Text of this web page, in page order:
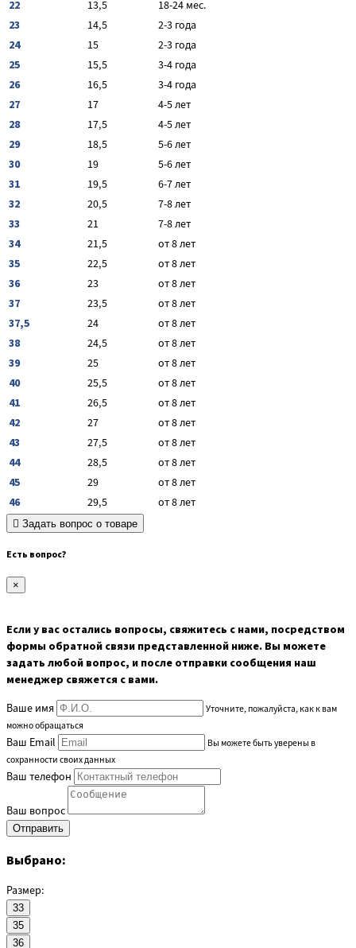
22 13,5
18-24 мес.
23
14,5
2-3 года
24
15
2-3 года
25
15,5
3-4 года
26
16,5
3-4 года
27
17
4-5 лет
28
17,5
4-5 лет
29
18,5
5-6 лет
30
19
5-6 лет
31
19,5
6-7 лет
32
20,5
7-8 лет
33
21
7-8 лет
34
21,5
от 8 лет
35
22,5
от 8 лет
36
23
от 8 лет
37
23,5
от 8 лет
37,5
24
от 8 лет
38
24,5
от 8 лет
39
25
от 8 лет
40
25,5
от 8 лет
41
26,5
от 8 лет
42
27
от 8 лет
43
27,5
от 8 лет
44
28,5
от 8 лет
45
29
от 8 лет
46
29,5 от 8 лет
Задать вопрос о товаре
Есть вопрос?
×
Если у вас остались вопросы, свяжитесь с нами, посредством
формы обратной связи представленной ниже. Вы можете
задать любой вопрос, и после отправки сообщения наш
менеджер свяжется с вами.
Ваше имя
Уточните, пожалуйста, как к вам
можно обращаться
Ваш Email
Вы можете быть уверены в
сохранности своих данных
Ваш телефон
Ваш вопрос
Выбрано:
Размер:
33
35
36